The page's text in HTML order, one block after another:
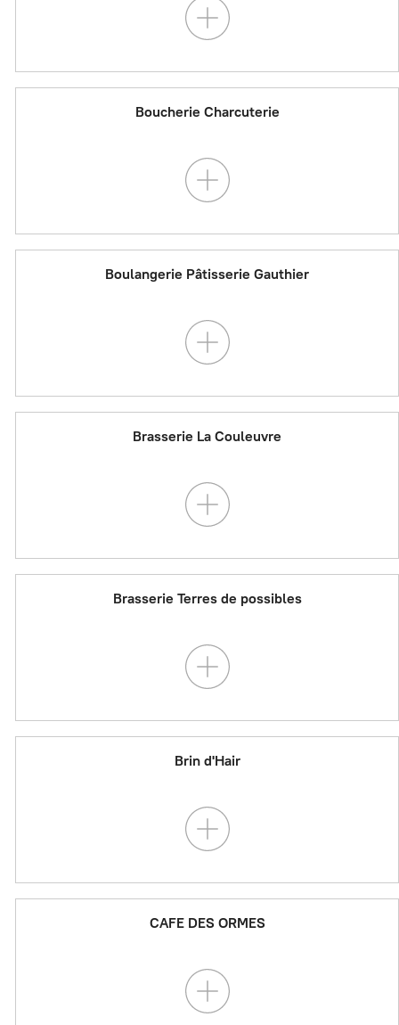
Boucherie Charcuterie
Boulangerie Pâtisserie Gauthier
Brasserie La Couleuvre
Brasserie Terres de possibles
Brin d'Hair
CAFE DES ORMES